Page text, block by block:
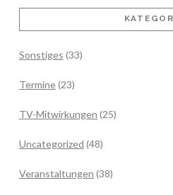
Sonstiges (33)
Termine(23)
TV-Mitwirkungen (25)
Uncategorized (48)
Veranstaltungen (38)